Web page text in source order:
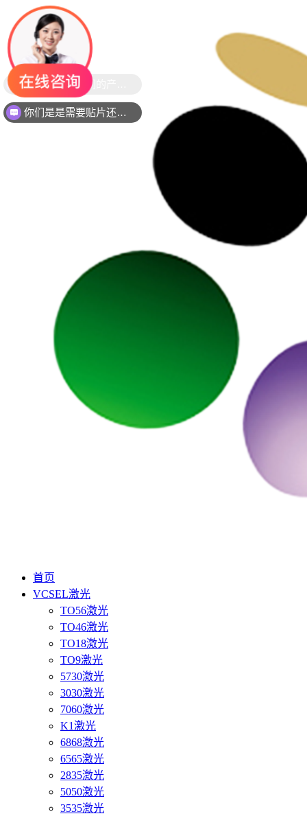
首页
VCSEL激光
TO56激光
TO46激光
TO18激光
TO9激光
5730激光
3030激光
7060激光
K1激光
6868激光
6565激光
2835激光
5050激光
3535激光